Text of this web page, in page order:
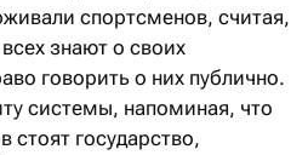
спортсменов, считая,
знают о своих
говорить о них публично.
системы, напоминая, что
стоят государство,